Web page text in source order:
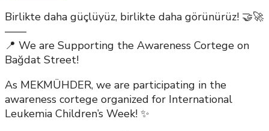
Birlikte daha güçlüyüz, birlikte daha görünürüz! 🤝🚀
——
📍 We are Supporting the Awareness Cortege on
Bağdat Street!
As MEKMÜHDER, we are participating in the
awareness cortege organized for International
Leukemia Children’s Week! ✨